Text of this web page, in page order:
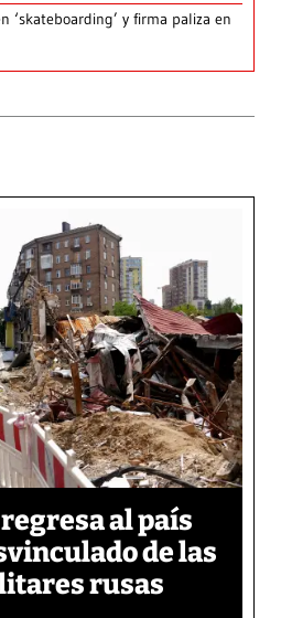
‘skateboarding’ y firma paliza en
al país
de las
rusas